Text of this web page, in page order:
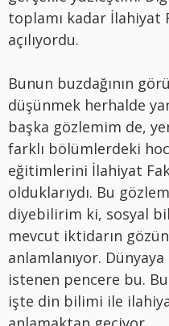
toplamı kadar İlahiyat
açılıyordu.
Bunun buzdağının
düşünmek herhalde
başka gözlemim de,
farklı bölümlerdeki
eğitimlerini İlahiyat
olduklarıydı. Bu
diyebilirim ki, sosyal
mevcut iktidarın
anlamlanıyor. Dünyaya
istenen pencere bu.
işte din bilimi ile